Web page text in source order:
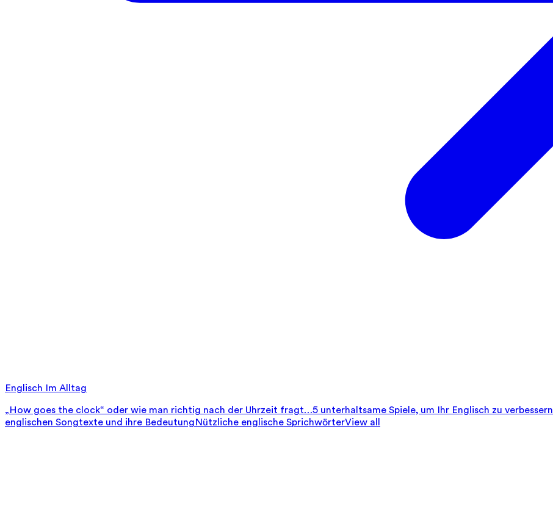
Englisch Im Alltag
„How goes the clock“ oder wie man richtig nach der Uhrzeit fragt…5 unterhaltsame Spiele, um Ihr Englisch zu verbessern
englischen Songtexte und ihre BedeutungNützliche englische SprichwörterView all